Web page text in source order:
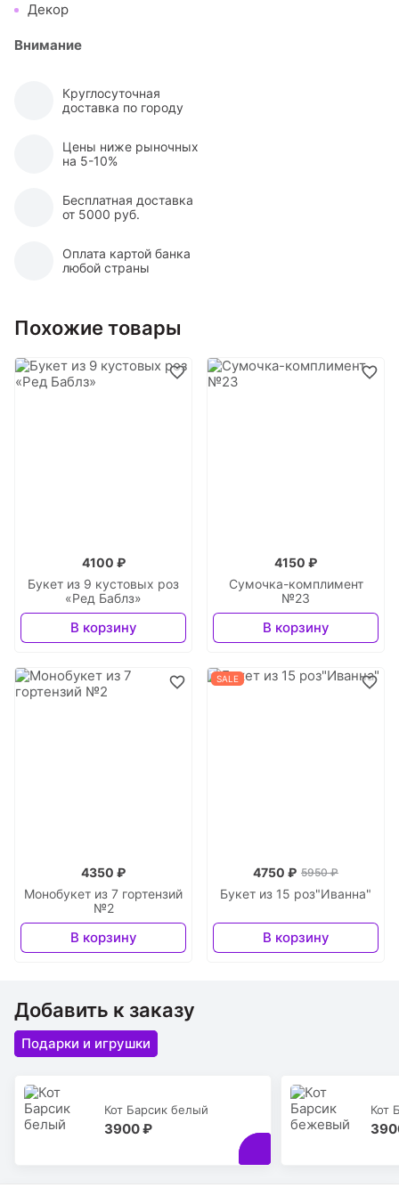
Декор
Внимание
Круглосуточная
доставка по городу
Цены ниже рыночных
на 5-10%
Бесплатная доставка
от 5000 руб.
Оплата картой банка
любой страны
Похожие товары
Букет из 9 кустовых роз
«Ред Баблз»
4100 ₽
В корзину
Сумочка-комплимент
№23
4150 ₽
В корзину
Монобукет из 7 гортензий
№2
4350 ₽
В корзину
SALE
Букет из 15 роз"Иванна"
4750 ₽ 5950 ₽
В корзину
Добавить к заказу
Подарки и игрушки
Кот Барсик белый
3900 ₽
Кот